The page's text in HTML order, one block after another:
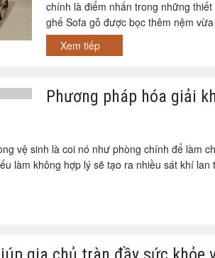
chính là điểm nhấn trong những
ghế Sofa gỗ được bọc thêm nệm
Xem tiếp
Phương pháp hóa giải
vệ sinh là coi nó như phòng chính để làm
làm không hợp lý sẽ tạo ra nhiều sát khí lan